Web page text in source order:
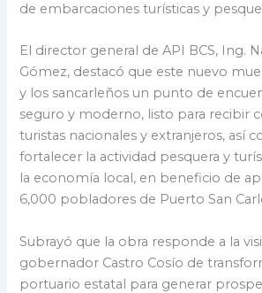
de embarcaciones turísticas y
El director general de API BCS, Ing.
Gómez, destacó que este nuevo
y los sancarleños un punto de
seguro y moderno, listo para recibir
turistas nacionales y extranjeros, así
fortalecer la actividad pesquera y
la economía local, en beneficio de
6,000 pobladores de Puerto San
Subrayó que la obra responde a la
gobernador Castro Cosío de
portuario estatal para generar